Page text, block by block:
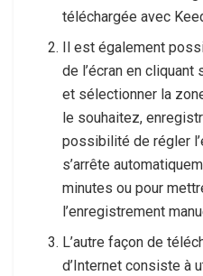
téléchargée avec
Il est également
de l’écran en cliquant
et sélectionner la
le souhaitez,
possibilité de régler
s’arrête
minutes ou pour
l’enregistrement
L’autre façon de
d’Internet consiste à